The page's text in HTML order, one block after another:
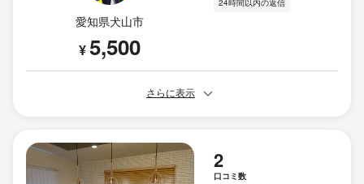
愛知県犬山市
¥5,500
さらに表示
2
口コミ数